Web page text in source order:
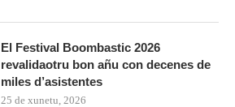
El Festival Boombastic 2026
revalidaotru bon añu con decenes de
miles d’asistentes
25 de xunetu, 2026